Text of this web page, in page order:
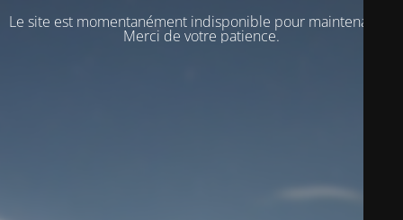
Le site est momentanément indisponible pour maintenance.
Merci de votre patience.